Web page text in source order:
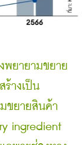
พยายามขยาย
ร้างเป็น
ขยายสินค้า
ingredient